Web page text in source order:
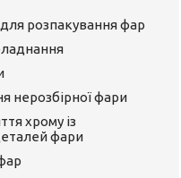
розпакування фар
нерозбірної фари
хрому із
фари